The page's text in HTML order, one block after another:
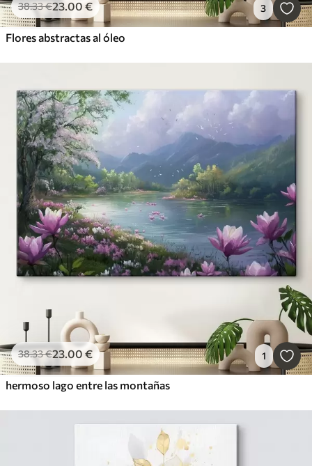
38.33€23.00 € 3
Flores abstractas al óleo
38.33€23.00 € 1
hermoso lago entre las montañas